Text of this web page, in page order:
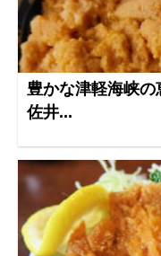
豊かな津軽海峡
佐井...